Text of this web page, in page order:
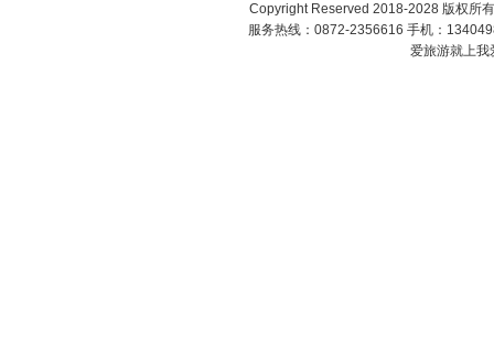
Copyright Reserved 2018-2028 版权所
服务热线：0872-2356616 手机：
爱旅游就上我